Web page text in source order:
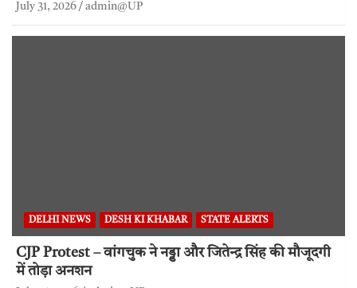
July 31, 2026 admin@UP
DELHI NEWS DESH KI KHABAR STATE ALERTS
CJP Protest – वांगचुक ने नड्डा और जितेन्द्र सिंह की मौजूदगी
में तोड़ा अनशन